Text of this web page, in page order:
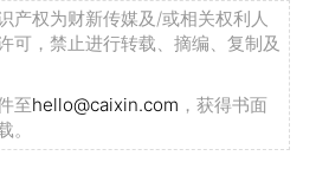
产权为财新传媒及/或相关权利人
可，禁止进行转载、摘编、复制及
至hello@caixin.com ，获得书面
。